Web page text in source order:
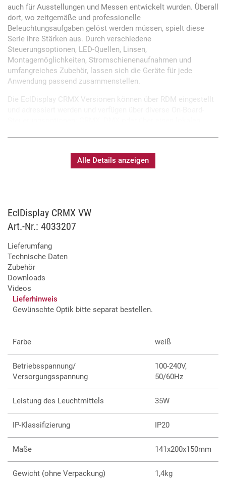
auch für Ausstellungen und Messen entwickelt wurden. Überall
dort, wo zeitgemäße und professionelle
Beleuchtungsaufgaben gelöst werden müssen, spielt diese
Serie ihre Stärken aus. Durch verschiedene
Steuerungsoptionen, LED-Quellen, Linsen,
Montagemöglichkeiten, Stromschienenaufnahmen und
umfangreiches Zubehör, lassen sich die Geräte für jede
Anwendung passend zusammenstellen.
Die EclDisplay CRMX Versionen können über RDM eingestellt
weiße 35W LED-Quelle mit hohem CRI, die über einstellbare
Farbtemperatur von 2.700K - 5.600K bietet.
5.600K
Hohe Farbwiedergabe
Gehäusefarbe schwarz oder weiß (RAL Töne auf
Anfrage)
Vielfältige Optiken erhältlich
Stromschienen-Adapter und umfangreiches Zubehör
lieferbar
Weitere Modelle mit alternativen LED-Quellen und
Steuerungsoptionen verfügbar
Alle Details anzeigen
EclDisplay CRMX VW
Art.-Nr.: 4033207
Lieferumfang
Technische Daten
Zubehör
Downloads
Videos
Lieferhinweis
Gewünschte Optik bitte separat bestellen.
Farbe weiß
Betriebsspannung/
Versorgungsspannung
100-240V,
50/60Hz
Leistung des Leuchtmittels 35W
IP-Klassifizierung IP20
Maße 141x200x150mm
Gewicht (ohne Verpackung) 1,4kg